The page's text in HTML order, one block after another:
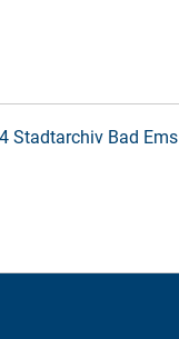
Stadtarchiv Bad Ems